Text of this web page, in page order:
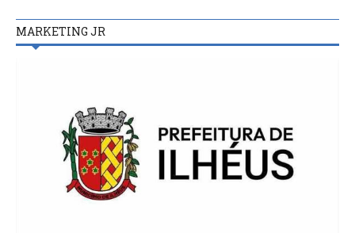
MARKETING JR